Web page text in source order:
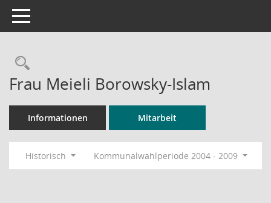
Toggle navigation
Rechercheauswahl
Frau Meieli Borowsky-Islam
Informationen Mitarbeit
Historisch Kommunalwahlperiode 2004 - 2009